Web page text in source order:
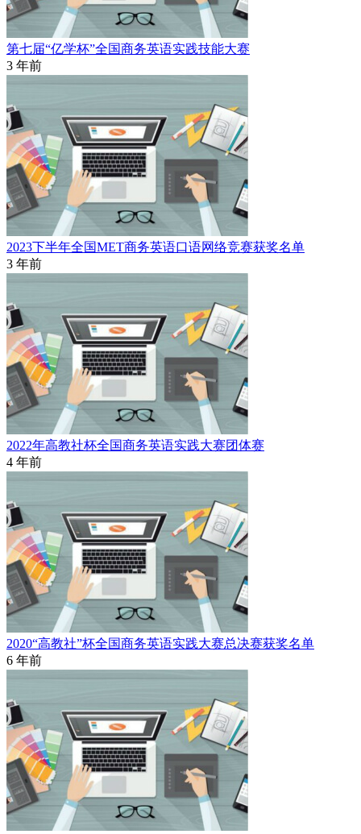
第七届“亿学杯”全国商务英语实践技能大赛
3 年前
2023下半年全国MET商务英语口语网络竞赛获奖名单
3 年前
2022年高教社杯全国商务英语实践大赛团体赛
4 年前
2020“高教社”杯全国商务英语实践大赛总决赛获奖名单
6 年前